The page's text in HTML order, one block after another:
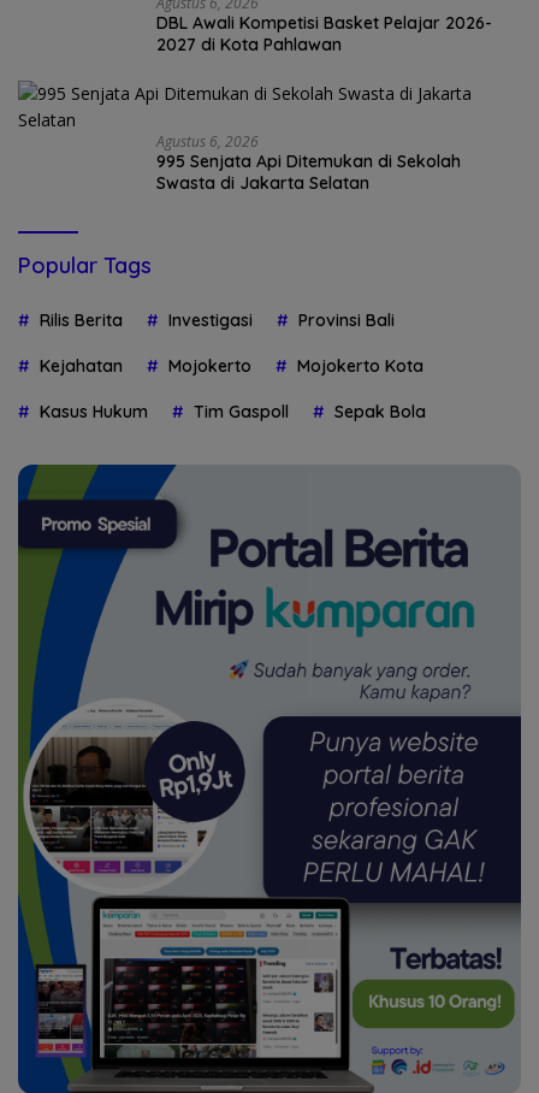
DBL Awali Kompetisi Basket Pelajar 2026-
2027 di Kota Pahlawan
Agustus 6, 2026
995 Senjata Api Ditemukan di Sekolah
Swasta di Jakarta Selatan
Popular Tags
Rilis Berita Investigasi Provinsi Bali
Kejahatan Mojokerto Mojokerto Kota
Kasus Hukum Tim Gaspoll Sepak Bola